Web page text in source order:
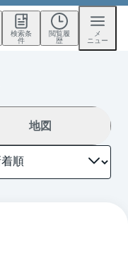
検索条
件
閲覧履
歴
メ
ニュー
地図
間取り